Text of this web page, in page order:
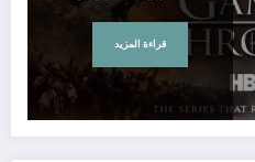
قراءة المزيد